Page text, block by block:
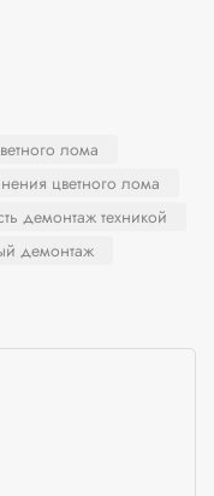
лома
цветного лома
демонтаж техникой
демонтаж